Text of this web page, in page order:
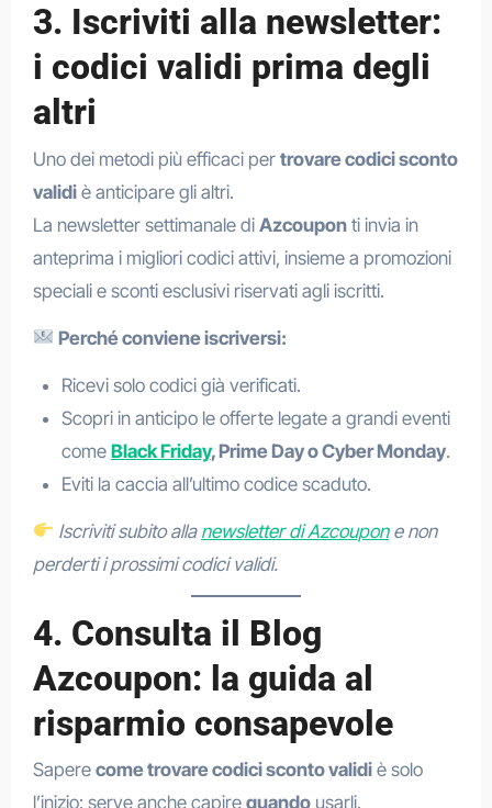
3. Iscriviti alla newsletter:
i codici validi prima degli
altri
Uno dei metodi più efficaci per trovare codici sconto
validiè anticipare gli altri.
La newsletter settimanale di Azcouponti invia in
anteprima i migliori codici attivi, insieme a promozioni
speciali e sconti esclusivi riservati agli iscritti.
Perché conviene iscriversi:
Ricevi solo codici già verificati.
Scopri in anticipo le offerte legate a grandi eventi
come Black Friday, Prime Day o Cyber Monday.
Eviti la caccia all’ultimo codice scaduto.
Iscriviti subito alla newsletter di Azcoupone non
perderti i prossimi codici validi.
4. Consulta il Blog
Azcoupon: la guida al
risparmio consapevole
Sapere come trovare codici sconto validiè solo
l’inizio: serve anche capire quandousarli.